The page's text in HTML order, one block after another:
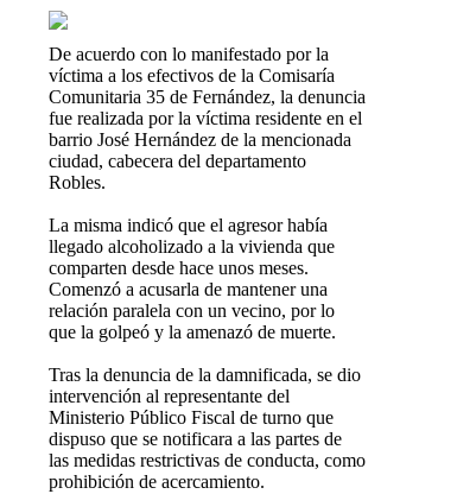
De acuerdo con lo manifestado por la
víctima a los efectivos de la Comisaría
Comunitaria 35 de Fernández, la denuncia
fue realizada por la víctima residente en el
barrio José Hernández de la mencionada
ciudad, cabecera del departamento
Robles.
La misma indicó que el agresor había
llegado alcoholizado a la vivienda que
comparten desde hace unos meses.
Comenzó a acusarla de mantener una
relación paralela con un vecino, por lo
que la golpeó y la amenazó de muerte.
Tras la denuncia de la damnificada, se dio
intervención al representante del
Ministerio Público Fiscal de turno que
dispuso que se notificara a las partes de
las medidas restrictivas de conducta, como
prohibición de acercamiento.